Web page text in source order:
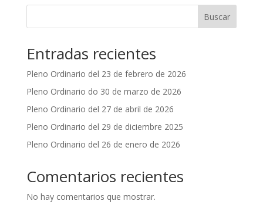
Buscar
Entradas recientes
Pleno Ordinario del 23 de febrero de 2026
Pleno Ordinario do 30 de marzo de 2026
Pleno Ordinario del 27 de abril de 2026
Pleno Ordinario del 29 de diciembre 2025
Pleno Ordinario del 26 de enero de 2026
Comentarios recientes
No hay comentarios que mostrar.